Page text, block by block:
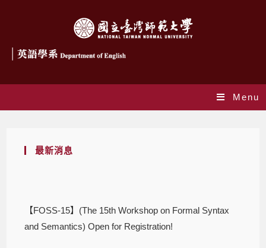
Menu
最新消息
【FOSS-15】(The 15th Workshop on Formal Syntax
and Semantics) Open for Registration!